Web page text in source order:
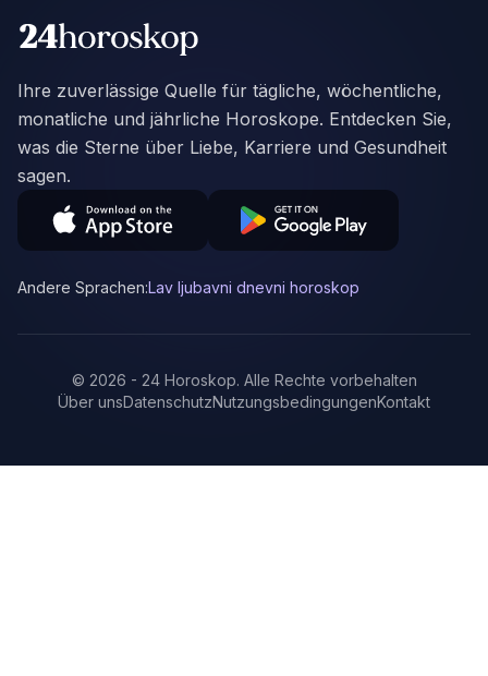
Ihre zuverlässige Quelle für tägliche, wöchentliche,
monatliche und jährliche Horoskope. Entdecken Sie,
was die Sterne über Liebe, Karriere und Gesundheit
sagen.
Andere Sprachen:Lav ljubavni dnevni horoskop
© 2026 - 24 Horoskop. Alle Rechte vorbehalten
Über unsDatenschutzNutzungsbedingungenKontakt